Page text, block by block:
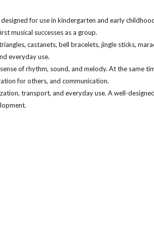
for use in kindergarten and early
musical successes as a group.
castanets, bell bracelets, jingle sticks,
everyday use.
of rhythm, sound, and melody. At the same
for others, and communication.
transport, and everyday use. A well-